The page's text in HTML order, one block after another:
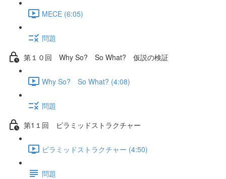
MECE (6:05)
問題
第１０回 Why So? So What? 仮説の検証
Why So? So What? (4:08)
問題
第1１回 ピラミッドストラクチャー
ピラミッドストラクチャー (4:50)
問題